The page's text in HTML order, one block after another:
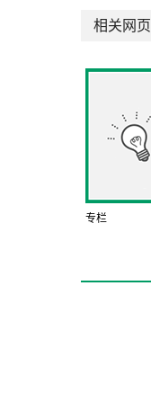
相关网页
专栏